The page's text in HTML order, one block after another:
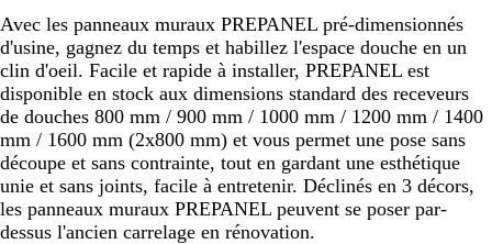
Avec les panneaux muraux PREPANEL pré-dimensionnés
d'usine, gagnez du temps et habillez l'espace douche en un
clin d'oeil. Facile et rapide à installer, PREPANEL est
disponible en stock aux dimensions standard des receveurs
de douches 800 mm / 900 mm / 1000 mm / 1200 mm / 1400
mm / 1600 mm (2x800 mm) et vous permet une pose sans
découpe et sans contrainte, tout en gardant une esthétique
unie et sans joints, facile à entretenir. Déclinés en 3 décors,
les panneaux muraux PREPANEL peuvent se poser par-
dessus l'ancien carrelage en rénovation.